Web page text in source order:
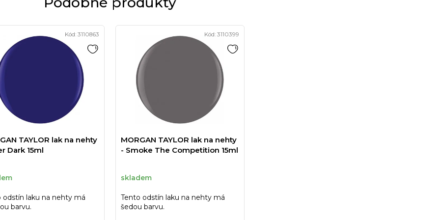
TAYLOR lak na nehty
Dark 15ml
odstín laku na nehty má
barvu.
Kód: 3110863
MORGAN TAYLOR lak na nehty
- Smoke The Competition 15ml
skladem
Tento odstín laku na nehty má
šedou barvu.
Kód: 3110399